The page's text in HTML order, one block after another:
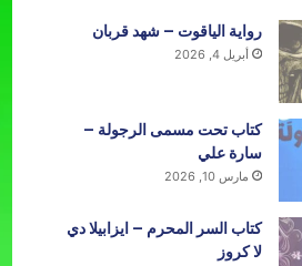
رواية الياقوت – شهد قربان
أبريل 4, 2026
كتاب تحت مسمى الرجولة –
سارة علي
مارس 10, 2026
كتاب السر المحرم – ايزابيلا دي
لا كروز